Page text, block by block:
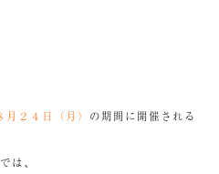
２４日（月） の期間に開催される
は、